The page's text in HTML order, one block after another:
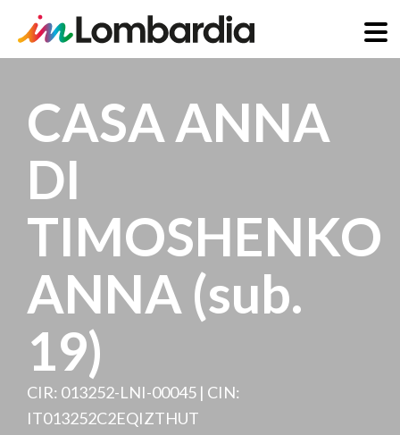
main
content
CASA ANNA
DI
TIMOSHENKO
ANNA (sub.
19)
CIR: 013252-LNI-00045 | CIN:
IT013252C2EQIZTHUT